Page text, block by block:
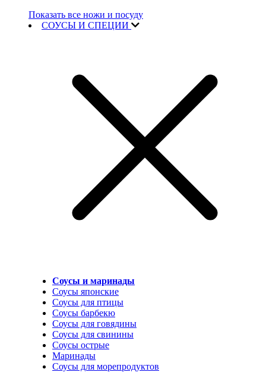
Показать все ножи и посуду
СОУСЫ И СПЕЦИИ
Соусы и маринады
Соусы японские
Соусы для птицы
Соусы барбекю
Соусы для говядины
Соусы для свинины
Соусы острые
Маринады
Соусы для морепродуктов